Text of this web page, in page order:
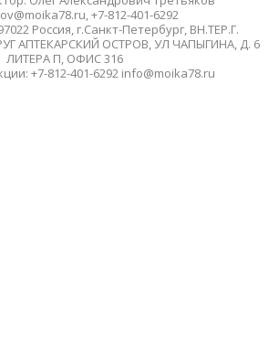
+7-812-401-6292
Россия, г.Санкт-Петербург, ВН.ТЕР.Г.
АПТЕКАРСКИЙ ОСТРОВ, УЛ ЧАПЫГИНА, Д. 6
ЛИТЕРА П, ОФИС 316
+7-812-401-6292 info@moika78.ru